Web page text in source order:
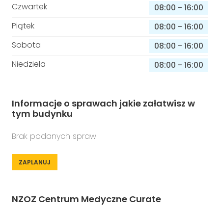
Czwartek
08:00 - 16:00
Piątek
08:00 - 16:00
Sobota
08:00 - 16:00
Niedziela
08:00 - 16:00
Informacje o sprawach jakie załatwisz w
tym budynku
Brak podanych spraw
ZAPLANUJ
NZOZ Centrum Medyczne Curate